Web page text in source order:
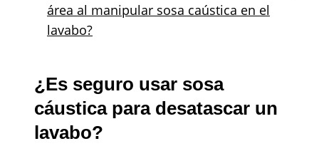
área al manipular sosa caústica en el
lavabo?
¿Es seguro usar sosa
cáustica para desatascar un
lavabo?